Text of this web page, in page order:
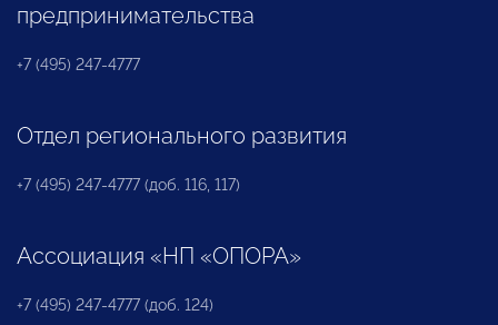
предпринимательства
+7 (495) 247-4777
Отдел регионального развития
+7 (495) 247-4777 (доб. 116, 117)
Ассоциация «НП «ОПОРА»
+7 (495) 247-4777 (доб. 124)